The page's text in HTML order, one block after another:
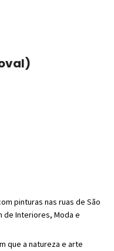
pinturas nas ruas de São
de Interiores, Moda e
que a natureza e arte